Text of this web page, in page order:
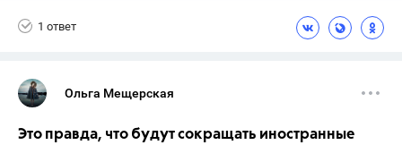
1 ответ
Ольга Мещерская
Это правда, что будут сокращать иностранные